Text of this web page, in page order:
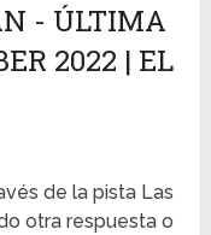
- ÚLTIMA
2022 | EL
de la pista Las
otra respuesta o